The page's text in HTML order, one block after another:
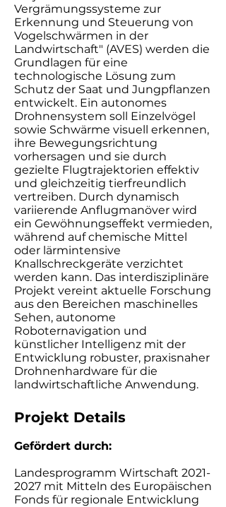
Vergrämungssysteme zur
Erkennung und Steuerung von
Vogelschwärmen in der
Landwirtschaft" (AVES) werden die
Grundlagen für eine
technologische Lösung zum
Schutz der Saat und Jungpflanzen
entwickelt. Ein autonomes
Drohnensystem soll Einzelvögel
sowie Schwärme visuell erkennen,
ihre Bewegungsrichtung
vorhersagen und sie durch
gezielte Flugtrajektorien effektiv
und gleichzeitig tierfreundlich
vertreiben. Durch dynamisch
variierende Anflugmanöver wird
ein Gewöhnungseffekt vermieden,
während auf chemische Mittel
oder lärmintensive
Knallschreckgeräte verzichtet
werden kann. Das interdisziplinäre
Projekt vereint aktuelle Forschung
aus den Bereichen maschinelles
Sehen, autonome
Roboternavigation und
künstlicher Intelligenz mit der
Entwicklung robuster, praxisnaher
Drohnenhardware für die
landwirtschaftliche Anwendung.
Projekt Details ​
Gefördert durch:​
Landesprogramm Wirtschaft 2021-
2027 mit Mitteln des Europäischen
Fonds für regionale Entwicklung